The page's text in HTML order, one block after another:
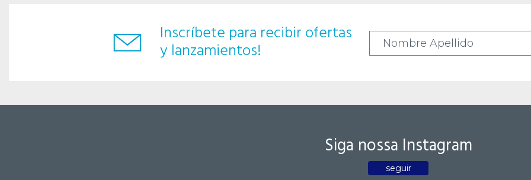
Inscríbete para recibir ofertas
y lanzamientos!
Siga nossa Instagram
seguir